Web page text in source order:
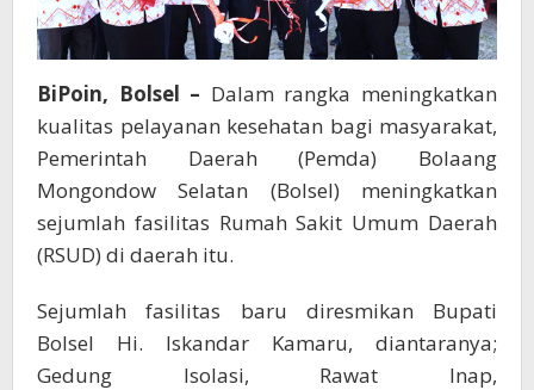
BiPoin, Bolsel – Dalam rangka meningkatkan
kualitas pelayanan kesehatan bagi masyarakat,
Pemerintah Daerah (Pemda) Bolaang
Mongondow Selatan (Bolsel) meningkatkan
sejumlah fasilitas Rumah Sakit Umum Daerah
(RSUD) di daerah itu.
Sejumlah fasilitas baru diresmikan Bupati
Bolsel Hi. Iskandar Kamaru, diantaranya;
Gedung Isolasi, Rawat Inap,